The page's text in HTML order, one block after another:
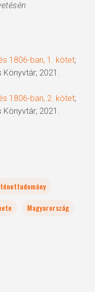
1806-ban, 1. kötet;
Könyvtár; 2021.
1806-ban, 2. kötet;
Könyvtár; 2021.
Magyarország